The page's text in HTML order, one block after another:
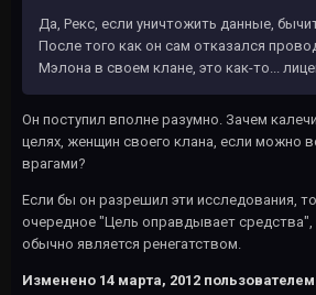
Да, Рекс, если уничтожить данные,
После того как он сам отказался
Мэлона в своем клане, это как-то...
Он поступил вполне разумно. Зачем
целях, женщин своего клана, если можно
врагами?
Если бы он разрешил эти исследования,
очередное "Цель оправдывает
обычно является ренегатством.
Изменено 14 марта, 2012